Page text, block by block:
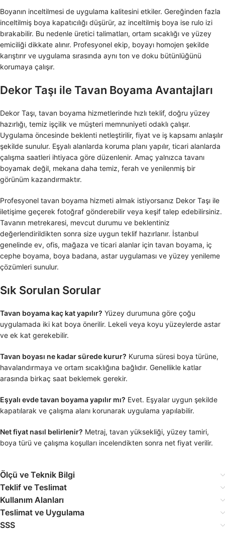
Boyanın inceltilmesi de uygulama kalitesini etkiler. Gereğinden fazla
inceltilmiş boya kapatıcılığı düşürür, az inceltilmiş boya ise rulo izi
bırakabilir. Bu nedenle üretici talimatları, ortam sıcaklığı ve yüzey
emiciliği dikkate alınır. Profesyonel ekip, boyayı homojen şekilde
karıştırır ve uygulama sırasında aynı ton ve doku bütünlüğünü
korumaya çalışır.
Dekor Taşı ile Tavan Boyama Avantajları
Dekor Taşı, tavan boyama hizmetlerinde hızlı teklif, doğru yüzey
hazırlığı, temiz işçilik ve müşteri memnuniyeti odaklı çalışır.
Uygulama öncesinde beklenti netleştirilir, fiyat ve iş kapsamı anlaşılır
şekilde sunulur. Eşyalı alanlarda koruma planı yapılır, ticari alanlarda
çalışma saatleri ihtiyaca göre düzenlenir. Amaç yalnızca tavanı
boyamak değil, mekana daha temiz, ferah ve yenilenmiş bir
görünüm kazandırmaktır.
Profesyonel tavan boyama hizmeti almak istiyorsanız Dekor Taşı ile
iletişime geçerek fotoğraf gönderebilir veya keşif talep edebilirsiniz.
Tavanın metrekaresi, mevcut durumu ve beklentiniz
değerlendirildikten sonra size uygun teklif hazırlanır. İstanbul
genelinde ev, ofis, mağaza ve ticari alanlar için tavan boyama, iç
cephe boyama, boya badana, astar uygulaması ve yüzey yenileme
çözümleri sunulur.
Sık Sorulan Sorular
Tavan boyama kaç kat yapılır? Yüzey durumuna göre çoğu
uygulamada iki kat boya önerilir. Lekeli veya koyu yüzeylerde astar
ve ek kat gerekebilir.
Tavan boyası ne kadar sürede kurur? Kuruma süresi boya türüne,
havalandırmaya ve ortam sıcaklığına bağlıdır. Genellikle katlar
arasında birkaç saat beklemek gerekir.
Eşyalı evde tavan boyama yapılır mı? Evet. Eşyalar uygun şekilde
kapatılarak ve çalışma alanı korunarak uygulama yapılabilir.
Net fiyat nasıl belirlenir? Metraj, tavan yüksekliği, yüzey tamiri,
boya türü ve çalışma koşulları incelendikten sonra net fiyat verilir.
Ölçü ve Teknik Bilgi
Teklif ve Teslimat
Kullanım Alanları
Teslimat ve Uygulama
SSS